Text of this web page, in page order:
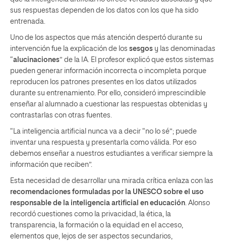
sus respuestas dependen de los datos con los que ha sido
entrenada.
Uno de los aspectos que más atención despertó durante su
intervención fue la explicación de los sesgos y las denominadas
“alucinaciones” de la IA. El profesor explicó que estos sistemas
pueden generar información incorrecta o incompleta porque
reproducen los patrones presentes en los datos utilizados
durante su entrenamiento. Por ello, consideró imprescindible
enseñar al alumnado a cuestionar las respuestas obtenidas y
contrastarlas con otras fuentes.
“La inteligencia artificial nunca va a decir “no lo sé”; puede
inventar una respuesta y presentarla como válida. Por eso
debemos enseñar a nuestros estudiantes a verificar siempre la
información que reciben”.
Esta necesidad de desarrollar una mirada crítica enlaza con las
recomendaciones formuladas por la UNESCO sobre el uso
responsable de la inteligencia artificial en educación . Alonso
recordó cuestiones como la privacidad, la ética, la
transparencia, la formación o la equidad en el acceso,
elementos que, lejos de ser aspectos secundarios,